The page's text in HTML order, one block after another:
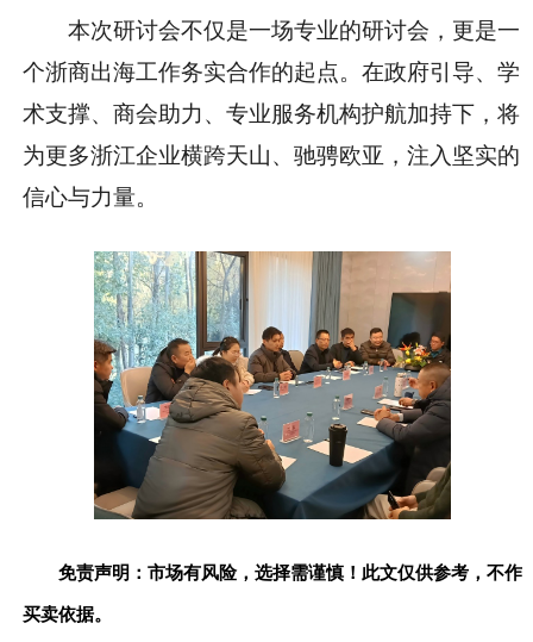
本次研讨会不仅是一场专业的研讨会，更是一
个浙商出海工作务实合作的起点。在政府引导、学
术支撑、商会助力、专业服务机构护航加持下，将
为更多浙江企业横跨天山、驰骋欧亚，注入坚实的
信心与力量。
免责声明：市场有风险，选择需谨慎！此文仅供参考，不作
买卖依据。